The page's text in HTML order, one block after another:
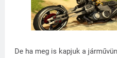
De ha meg is kapjuk a